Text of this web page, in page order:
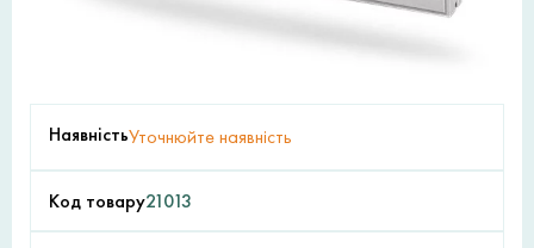
НаявністьУточнюйте наявність
Код товару21013